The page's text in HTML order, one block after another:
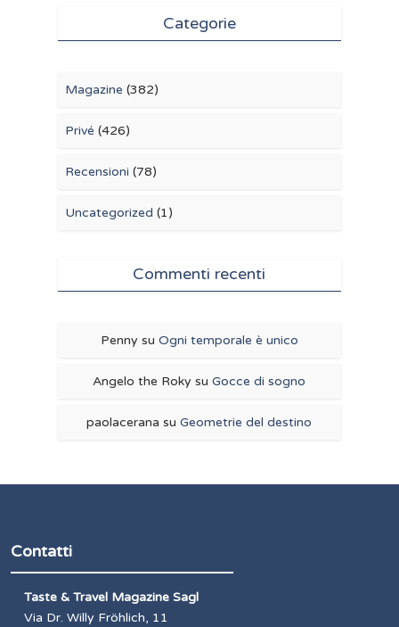
Categorie
Magazine (382)
Privé (426)
Recensioni (78)
Uncategorized (1)
Commenti recenti
Penny su Ogni temporale è unico
Angelo the Roky suGocce di sogno
paolacerana suGeometrie del destino
Contatti
Taste & Travel Magazine Sagl
Via Dr. Willy Fröhlich, 11